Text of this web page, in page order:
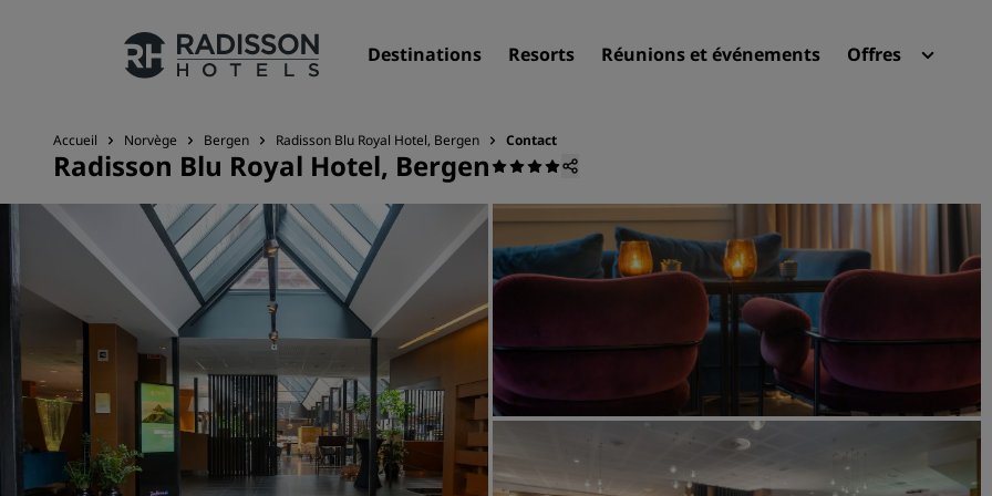
Destinations Resorts Réunions et événements Offres
Nos enseignes
Marques Radisson Hotels
Resorts
Appartements hôteliers
Hôtels d'aéroport
Nouveaux et futurs hôtels
Réunions et événements
Découvrez Radisson
Accueil Norvège Bergen Radisson Blu Royal Hotel, Bergen Contact
Radisson Blu Royal Hotel, Bergen